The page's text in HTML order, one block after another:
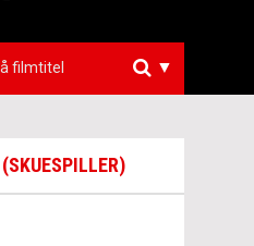
▼
(SKUESPILLER)